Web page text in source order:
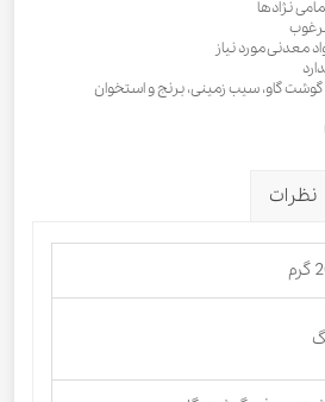
نژادها
معدنی مورد نیاز
گاو، سیب زمینی، برنج و استخوان
نظرات